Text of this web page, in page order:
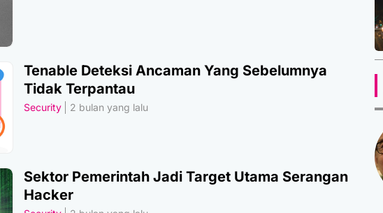
Tenable Deteksi Ancaman Yang Sebelumnya
Tidak Terpantau
Security 2 bulan yang lalu
Sektor Pemerintah Jadi Target Utama Serangan
Hacker